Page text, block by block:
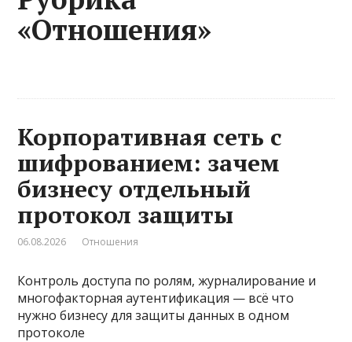
«Отношения»
Корпоративная сеть с
шифрованием: зачем
бизнесу отдельный
протокол защиты
06.08.2026 Отношения
Контроль доступа по ролям, журналирование и
многофакторная аутентификация — всё что
нужно бизнесу для защиты данных в одном
протоколе